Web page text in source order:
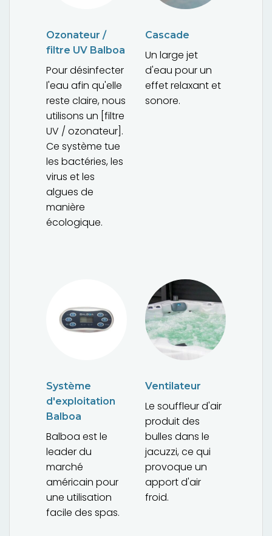
Ozonateur /
filtre UV Balboa
Pour désinfecter
l'eau afin qu'elle
reste claire, nous
utilisons un [filtre
UV / ozonateur].
Ce système tue
les bactéries, les
virus et les
algues de
manière
écologique.
Cascade
Un large jet
d'eau pour un
effet relaxant et
sonore.
Système
d'exploitation
Balboa
Balboa est le
leader du
marché
américain pour
une utilisation
facile des spas.
Ventilateur
Le souffleur d'air
produit des
bulles dans le
jacuzzi, ce qui
provoque un
apport d'air
froid.